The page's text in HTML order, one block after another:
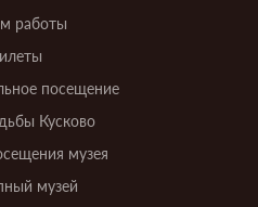
работы
посещение
Кусково
музея
музей